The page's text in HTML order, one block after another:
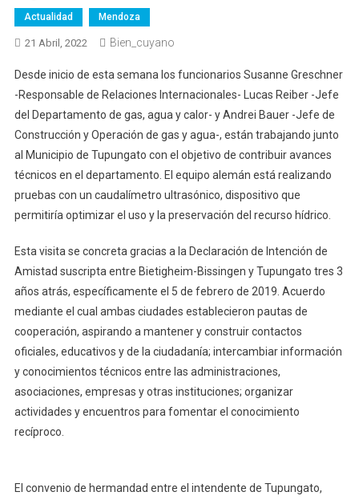
Actualidad Mendoza
21 Abril, 2022 Bien_cuyano
Desde inicio de esta semana los funcionarios Susanne Greschner
-Responsable de Relaciones Internacionales- Lucas Reiber -Jefe
del Departamento de gas, agua y calor- y Andrei Bauer -Jefe de
Construcción y Operación de gas y agua-, están trabajando junto
al Municipio de Tupungato con el objetivo de contribuir avances
técnicos en el departamento. El equipo alemán está realizando
pruebas con un caudalímetro ultrasónico, dispositivo que
permitiría optimizar el uso y la preservación del recurso hídrico.
Esta visita se concreta gracias a la Declaración de Intención de
Amistad suscripta entre Bietigheim-Bissingen y Tupungato tres 3
años atrás, específicamente el 5 de febrero de 2019. Acuerdo
mediante el cual ambas ciudades establecieron pautas de
cooperación, aspirando a mantener y construir contactos
oficiales, educativos y de la ciudadanía; intercambiar información
y conocimientos técnicos entre las administraciones,
asociaciones, empresas y otras instituciones; organizar
actividades y encuentros para fomentar el conocimiento
recíproco.
El convenio de hermandad entre el intendente de Tupungato,